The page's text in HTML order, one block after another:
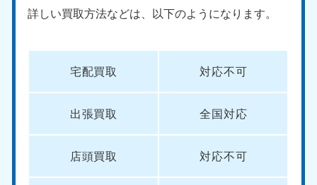
詳しい買取方法などは、以下のようになります。
宅配買取 対応不可
出張買取 全国対応
店頭買取 対応不可